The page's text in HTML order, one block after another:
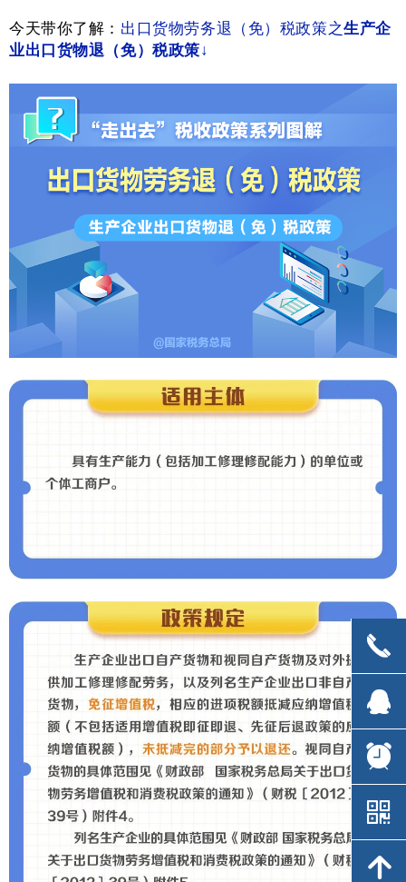
今天带你了解： 出口货物劳务退（免）税政策之生产企
业出口货物退（免）税政策↓
끅
뀩
뀥
낃
녕
끅
뀩
뀥
낃
녕